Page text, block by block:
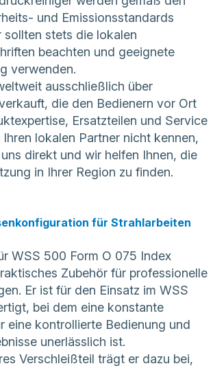
und Emissionsstandards
sollten stets die lokalen
beachten und geeignete
verwenden.
ausschließlich über
die den Bedienern vor Ort
Ersatzteilen und Service
Ihren lokalen Partner nicht kennen,
direkt und wir helfen Ihnen, die
in Ihrer Region zu finden.
für Strahlarbeiten
WSS 500 Form O 075 Index
Zubehör für professionelle
Er ist für den Einsatz im WSS
bei dem eine konstante
eine kontrollierte Bedienung und
unerlässlich ist.
Verschleißteil trägt er dazu bei,